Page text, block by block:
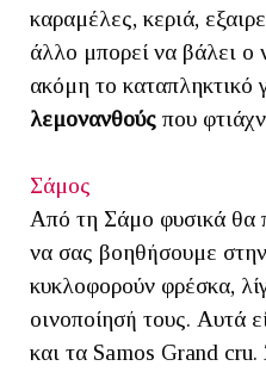
καραμέλες, κεριά,
άλλο μπορεί να βάλει ο
ακόμη το καταπληκτικό
λεμονανθούς που
Σάμος
Από τη Σάμο φυσικά θα
να σας βοηθήσουμε
κυκλοφορούν φρέσκα,
οινοποίησή τους. Αυτά
και τα Samos Grand